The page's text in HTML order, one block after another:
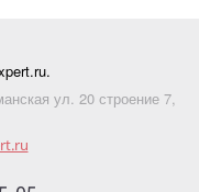
ул. 20 строение 7,